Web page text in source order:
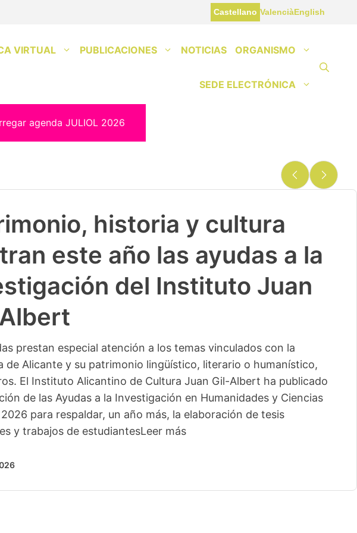
Castellano ValenciàEnglish
VIRTUAL PUBLICACIONES NOTICIAS ORGANISMO
SEDE ELECTRÓNICA
agenda JULIOL 2026
historia y cultura
este año las ayudas a la
del Instituto Juan
prestan especial atención a los temas vinculados con la
de Alicante y su patrimonio lingüístico, literario o humanístico,
El Instituto Alicantino de Cultura Juan Gil-Albert ha publicado
de las Ayudas a la Investigación en Humanidades y Ciencias
para respaldar, un año más, la elaboración de tesis
y trabajos de estudiantesLeer más